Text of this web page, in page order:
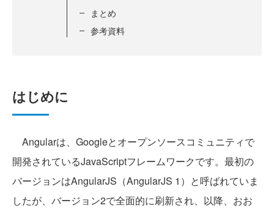
まとめ
参考資料
はじめに
Angularは、Googleとオープンソースコミュニティで
開発されているJavaScriptフレームワークです。最初の
バージョンはAngularJS（AngularJS 1）と呼ばれていま
したが、バージョン2で全面的に刷新され、以降、おお